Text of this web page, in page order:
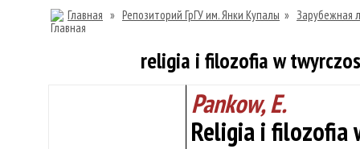
Главная » Репозиторий ГрГУ им. Янки Купалы » Зарубежная
religia i filozofia w
Pankow, E.
Religia i filozofia